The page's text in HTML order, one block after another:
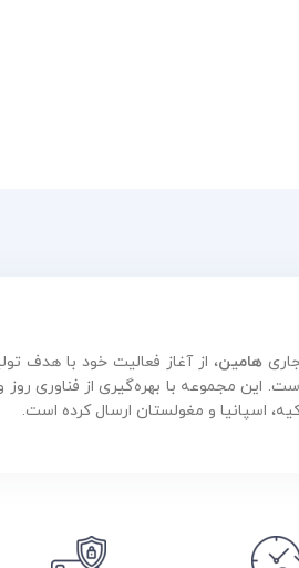
هامین، از آغاز فعالیت خود با هدف
اسپانیا و مغولستان ارسال کرده است.